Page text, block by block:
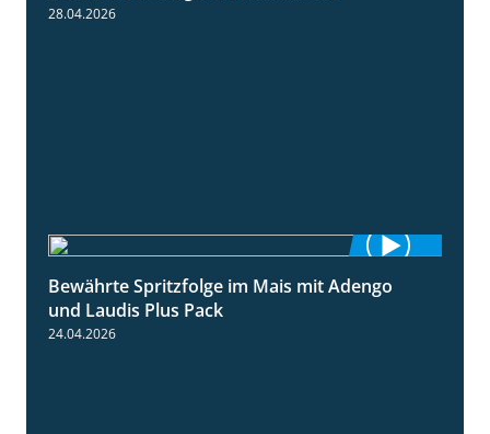
28.04.2026
1:22
Bewährte Spritzfolge im Mais mit Adengo
und Laudis Plus Pack
24.04.2026